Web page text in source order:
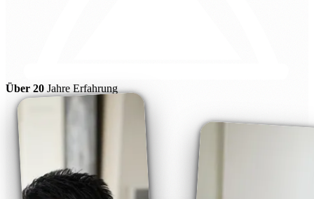
Über 20 Jahre Erfahrung